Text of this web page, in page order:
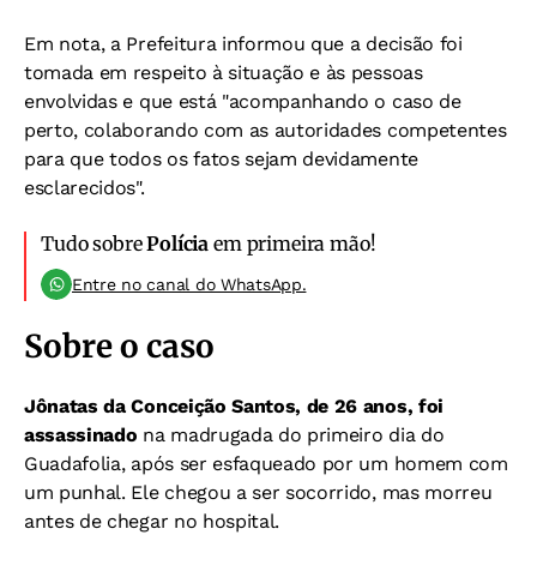
Em nota, a Prefeitura informou que a decisão foi
tomada em respeito à situação e às pessoas
envolvidas e que está "acompanhando o caso de
perto, colaborando com as autoridades competentes
para que todos os fatos sejam devidamente
esclarecidos".
Tudo sobrePolícia em primeira mão!
Entre no canal do WhatsApp.
Sobre o caso
Jônatas da Conceição Santos, de 26 anos, foi
assassinado na madrugada do primeiro dia do
Guadafolia, após ser esfaqueado por um homem com
um punhal. Ele chegou a ser socorrido, mas morreu
antes de chegar no hospital.